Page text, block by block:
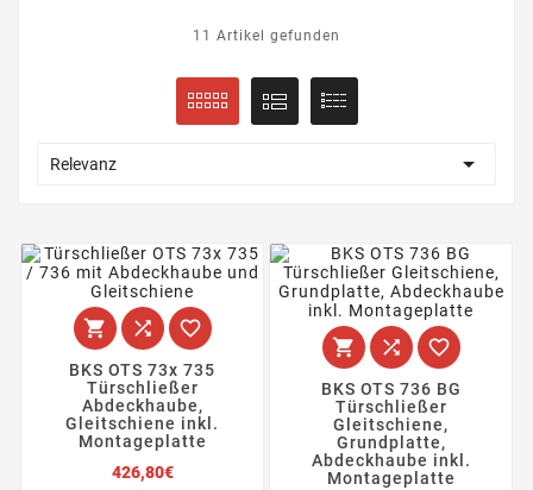
11 Artikel gefunden
Relevanz 
  
BKS OTS 73x 735
Türschließer
Abdeckhaube,
Gleitschiene inkl.
Montageplatte
426,80€Preis
  
BKS OTS 736 BG
Türschließer
Gleitschiene,
Grundplatte,
Abdeckhaube inkl.
Montageplatte